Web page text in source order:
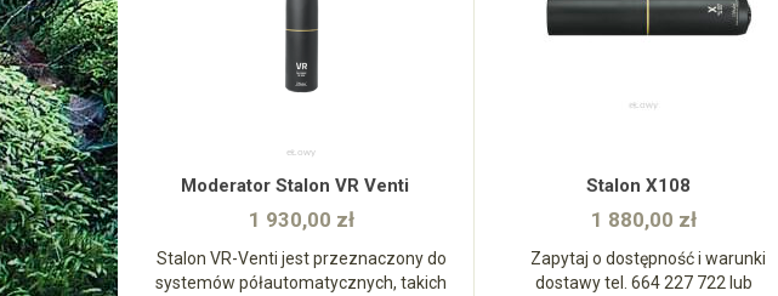
Moderator Stalon VR Venti
1 930,00 zł
Stalon VR-Venti jest przeznaczony do
systemów półautomatycznych, takich
zobacz
Stalon X108
1 880,00 zł
Zapytaj o dostępność i warunki
dostawy tel. 664 227 722 lub